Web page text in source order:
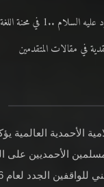
اللغة ومعاني «الاشتهار»
في مقالات المتقدمين
الأحمدية العالمية
الأحمديين على
الجدد لعام 2026